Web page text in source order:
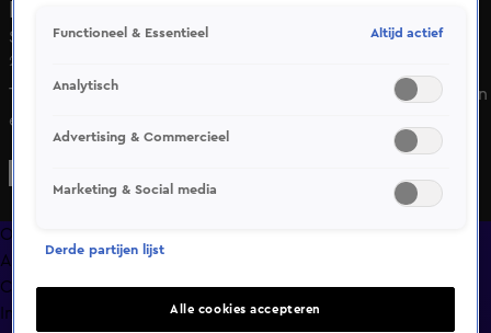
Seizoen 1, aflevering 2
20 jan 2023, 22:26
Twee verstekelingen worden aangetroffen op het roer van
een containerschip voor de kust van Bonaire, een flinke
cocaïnevangst op luchthaven Schiphol en frustratie bij een
de Nederlands/Belgische grens.
Overzicht
Afleveringen
Clips
Info
Functioneel & Essentieel Altijd actief
Analytisch
Advertising & Commercieel
Marketing & Social media
Derde partijen lijst
Alle cookies accepteren